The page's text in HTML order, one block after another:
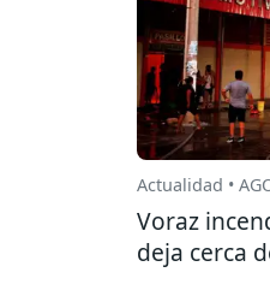
Actualidad •
Voraz
deja cerca